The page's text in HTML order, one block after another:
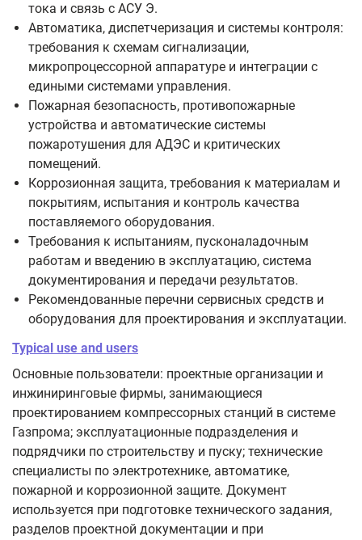
тока и связь с АСУ Э.
Автоматика, диспетчеризация и системы контроля:
требования к схемам сигнализации,
микропроцессорной аппаратуре и интеграции с
едиными системами управления.
Пожарная безопасность, противопожарные
устройства и автоматические системы
пожаротушения для АДЭС и критических
помещений.
Коррозионная защита, требования к материалам и
покрытиям, испытания и контроль качества
поставляемого оборудования.
Требования к испытаниям, пусконаладочным
работам и введению в эксплуатацию, система
документирования и передачи результатов.
Рекомендованные перечни сервисных средств и
оборудования для проектирования и эксплуатации.
Typical use and users
Основные пользователи: проектные организации и
инжиниринговые фирмы, занимающиеся
проектированием компрессорных станций в системе
Газпрома; эксплуатационные подразделения и
подрядчики по строительству и пуску; технические
специалисты по электротехнике, автоматике,
пожарной и коррозионной защите. Документ
используется при подготовке технического задания,
разделов проектной документации и при